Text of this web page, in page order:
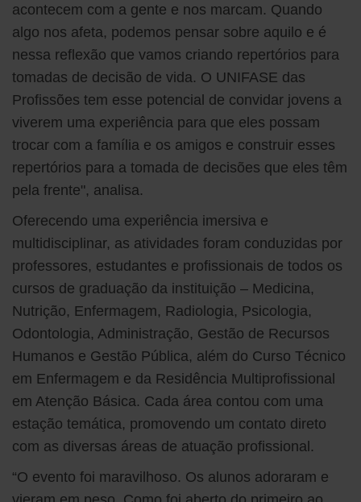
acontecem com a gente e nos marcam. Quando
algo nos afeta, podemos pensar sobre aquilo e é
nessa reflexão que vamos criando repertórios para
tomadas de decisão de vida. O UNIFASE das
Profissões tem esse potencial de convidar jovens a
viverem uma experiência para que eles possam
trocar com a família e os amigos e construir esses
repertórios para a tomada de decisões que eles têm
pela frente", analisa.
Oferecendo uma experiência imersiva e
multidisciplinar, as atividades foram conduzidas por
professores, estudantes e profissionais de todos os
cursos de graduação da instituição – Medicina,
Nutrição, Enfermagem, Radiologia, Psicologia,
Odontologia, Administração, Gestão de Recursos
Humanos e Gestão Pública, além do Curso Técnico
em Enfermagem e da Residência Multiprofissional
em Atenção Básica. Cada área contou com uma
estação temática, promovendo um contato direto
com as diversas áreas de atuação profissional.
“O evento foi maravilhoso. Os alunos adoraram e